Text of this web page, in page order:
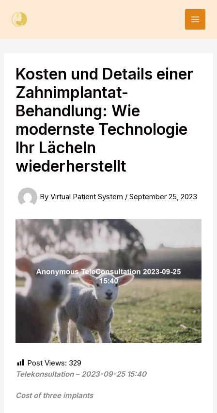
content
Kosten und Details einer
Zahnimplantat-
Behandlung: Wie
modernste Technologie
Ihr Lächeln
wiederherstellt
ByVirtual Patient System /September 25, 2023
Post Views: 329
Telekonsultation – 2023-09-25 15:40
Cost of three implants